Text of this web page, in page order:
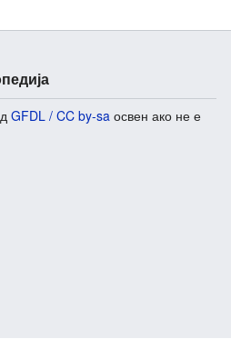
GFDL / CC by-sa освен ако не е